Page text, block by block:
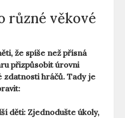
různé věkové
že spíše než přísná
přizpůsobit úrovni
zdatnosti hráčů. Tady je
děti: Zjednodušte úkoly,